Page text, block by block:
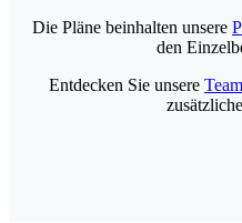
Die Pläne beinhalten unsere
den
Entdecken Sie unsere Team